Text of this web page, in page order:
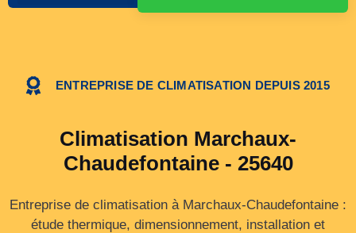
ENTREPRISE DE CLIMATISATION DEPUIS 2015
Climatisation Marchaux-
Chaudefontaine - 25640
Entreprise de climatisation à Marchaux-Chaudefontaine :
étude thermique, dimensionnement, installation et